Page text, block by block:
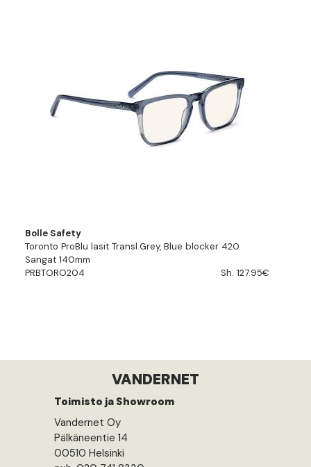
Bolle Safety
Toronto ProBlu lasit Transl.Grey, Blue blocker 420.
Sangat 140mm
PRBTORO204
Sh. 127.95€
VANDERNET
Toimisto ja Showroom
Vandernet Oy
Pälkäneentie 14
00510 Helsinki